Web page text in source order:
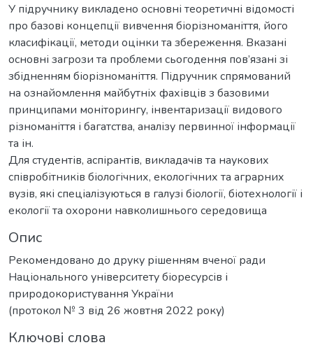
У підручнику викладено основні теоретичні відомості
про базові концепції вивчення біорізноманіття, його
класифікації, методи оцінки та збереження. Вказані
основні загрози та проблеми сьогодення пов’язані зі
збідненням біорізноманіття. Підручник спрямований
на ознайомлення майбутніх фахівців з базовими
принципами моніторингу, інвентаризації видового
різноманіття і багатства, аналізу первинної інформації
та ін.
Для студентів, аспірантів, викладачів та наукових
співробітників біологічних, екологічних та аграрних
вузів, які спеціалізуються в галузі біології, біотехнології і
екології та охорони навколишнього середовища
Опис
Рекомендовано до друку рішенням вченої ради
Національного університету біоресурсів і
природокористування України
(протокол № 3 від 26 жовтня 2022 року)
Ключові слова